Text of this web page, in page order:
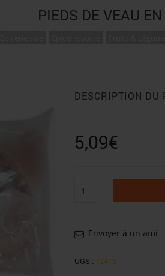
PIEDS DE VEAU
DESCRIPTION DU
5,09€
de
veau
tranche
congelés
Envoyer à un ami
UGS : 72415